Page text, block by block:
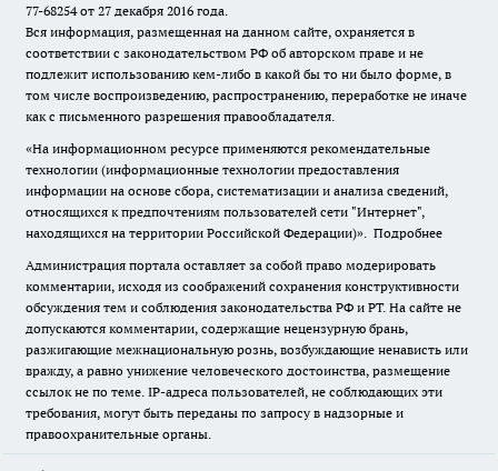
77-68254 от 27 декабря 2016 года.
Вся информация, размещенная на данном сайте, охраняется в
соответствии с законодательством РФ об авторском праве и не
подлежит использованию кем-либо в какой бы то ни было форме, в
том числе воспроизведению, распространению, переработке не иначе
как с письменного разрешения правообладателя.
«На информационном ресурсе применяются рекомендательные
технологии (информационные технологии предоставления
информации на основе сбора, систематизации и анализа сведений,
относящихся к предпочтениям пользователей сети "Интернет",
находящихся на территории Российской Федерации)». Подробнее
Администрация портала оставляет за собой право модерировать
комментарии, исходя из соображений сохранения конструктивности
обсуждения тем и соблюдения законодательства РФ и РТ. На сайте не
допускаются комментарии, содержащие нецензурную брань,
разжигающие межнациональную рознь, возбуждающие ненависть или
вражду, а равно унижение человеческого достоинства, размещение
ссылок не по теме. IP-адреса пользователей, не соблюдающих эти
требования, могут быть переданы по запросу в надзорные и
правоохранительные органы.